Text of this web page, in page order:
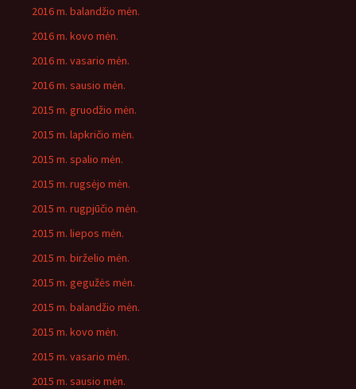
2016 m. balandžio mėn.
2016 m. kovo mėn.
2016 m. vasario mėn.
2016 m. sausio mėn.
2015 m. gruodžio mėn.
2015 m. lapkričio mėn.
2015 m. spalio mėn.
2015 m. rugsėjo mėn.
2015 m. rugpjūčio mėn.
2015 m. liepos mėn.
2015 m. birželio mėn.
2015 m. gegužės mėn.
2015 m. balandžio mėn.
2015 m. kovo mėn.
2015 m. vasario mėn.
2015 m. sausio mėn.